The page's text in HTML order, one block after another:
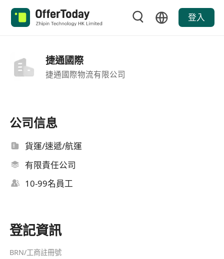
登入
捷通國際
捷通國際物流有限公司
公司信息
貨運/速遞/航運
有限責任公司
10-99名員工
登記資訊
BRN/工商註冊號